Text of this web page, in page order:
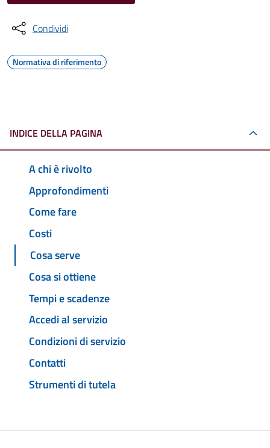
Condividi
Normativa di riferimento
INDICE DELLA PAGINA
A chi è rivolto
Approfondimenti
Come fare
Costi
Cosa serve
Cosa si ottiene
Tempi e scadenze
Accedi al servizio
Condizioni di servizio
Contatti
Strumenti di tutela